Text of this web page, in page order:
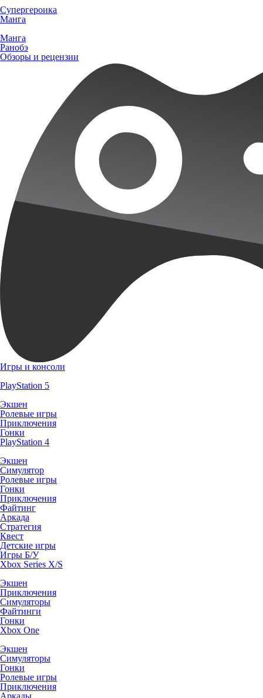
Супергероика
Манга
Манга
Ранобэ
Обзоры и рецензии
Игры и консоли
PlayStation 5
Экшен
Ролевые игры
Приключения
Гонки
PlayStation 4
Экшен
Симулятор
Ролевые игры
Гонки
Приключения
Файтинг
Аркада
Стратегия
Квест
Детские игры
Игры Б/У
Xbox Series X/S
Экшен
Приключения
Симуляторы
Файтинги
Гонки
Xbox One
Экшен
Симуляторы
Гонки
Ролевые игры
Приключения
Аркады